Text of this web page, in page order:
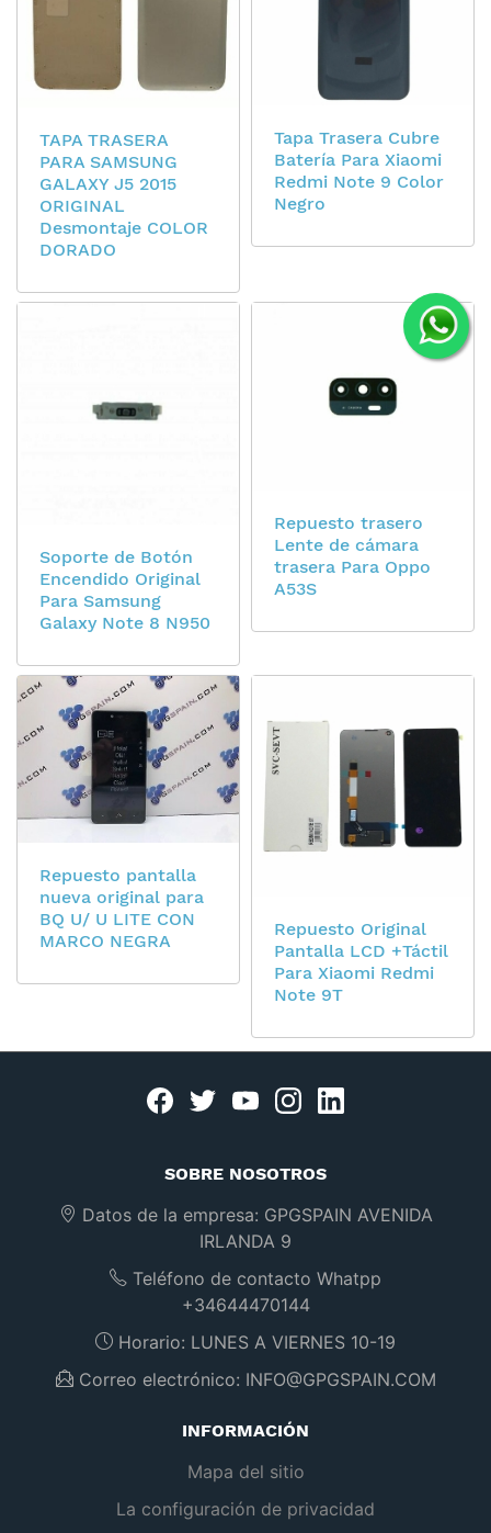
TAPA TRASERA
PARA SAMSUNG
GALAXY J5 2015
ORIGINAL
Desmontaje COLOR
DORADO
Tapa Trasera Cubre
Batería Para Xiaomi
Redmi Note 9 Color
Negro
Soporte de Botón
Encendido Original
Para Samsung
Galaxy Note 8 N950
Repuesto trasero
Lente de cámara
trasera Para Oppo
A53S
Repuesto pantalla
nueva original para
BQ U/ U LITE CON
MARCO NEGRA
Repuesto Original
Pantalla LCD +Táctil
Para Xiaomi Redmi
Note 9T
Facebook
twitteryoutubeinstagram
SOBRE NOSOTROS
Datos de la empresa: GPGSPAIN AVENIDA
IRLANDA 9
Teléfono de contacto Whatpp
+34644470144
Horario: LUNES A VIERNES 10-19
Correo electrónico: INFO@GPGSPAIN.COM
INFORMACIÓN
Mapa del sitio
La configuración de privacidad